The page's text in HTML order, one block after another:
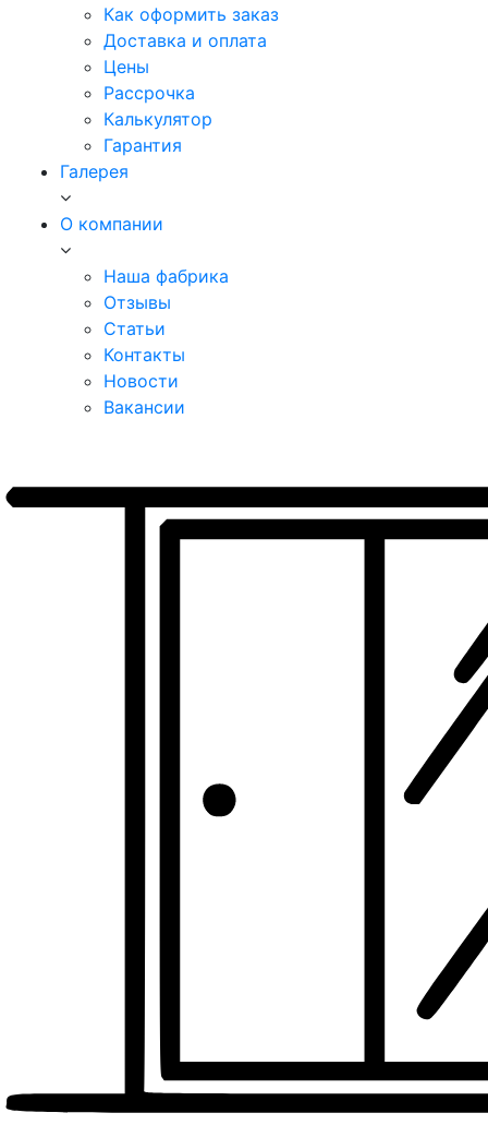
Как оформить заказ
Доставка и оплата
Цены
Рассрочка
Калькулятор
Гарантия
Галерея
О компании
Наша фабрика
Отзывы
Статьи
Контакты
Новости
Вакансии